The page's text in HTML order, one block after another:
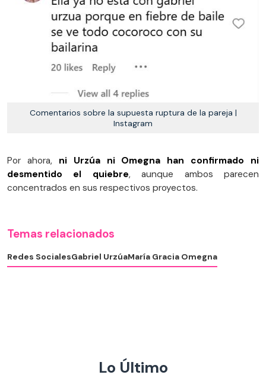
Comentarios sobre la supuesta ruptura de la pareja |
Instagram
Por ahora, ni Urzúa ni Omegna han confirmado ni
desmentido el quiebre, aunque ambos parecen
concentrados en sus respectivos proyectos.
Temas relacionados
Redes SocialesGabriel UrzúaMaría Gracia Omegna
Lo Último